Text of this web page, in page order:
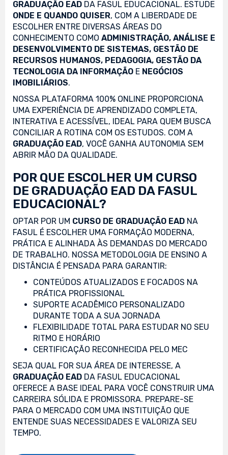
GRADUAÇÃO EAD DA FASUL EDUCACIONAL. ESTUDE
ONDE E QUANDO QUISER, COM A LIBERDADE DE
ESCOLHER ENTRE DIVERSAS ÁREAS DO
CONHECIMENTO COMO ADMINISTRAÇÃO, ANÁLISE E
DESENVOLVIMENTO DE SISTEMAS, GESTÃO DE
RECURSOS HUMANOS, PEDAGOGIA, GESTÃO DA
TECNOLOGIA DA INFORMAÇÃO E NEGÓCIOS
IMOBILIÁRIOS.
NOSSA PLATAFORMA 100% ONLINE PROPORCIONA
UMA EXPERIÊNCIA DE APRENDIZADO COMPLETA,
INTERATIVA E ACESSÍVEL, IDEAL PARA QUEM BUSCA
CONCILIAR A ROTINA COM OS ESTUDOS. COM A
GRADUAÇÃO EAD, VOCÊ GANHA AUTONOMIA SEM
ABRIR MÃO DA QUALIDADE.
POR QUE ESCOLHER UM CURSO
DE GRADUAÇÃO EAD DA FASUL
EDUCACIONAL?
OPTAR POR UM CURSO DE GRADUAÇÃO EAD NA
FASUL É ESCOLHER UMA FORMAÇÃO MODERNA,
PRÁTICA E ALINHADA ÀS DEMANDAS DO MERCADO
DE TRABALHO. NOSSA METODOLOGIA DE ENSINO A
DISTÂNCIA É PENSADA PARA GARANTIR:
CONTEÚDOS ATUALIZADOS E FOCADOS NA
PRÁTICA PROFISSIONAL
SUPORTE ACADÊMICO PERSONALIZADO
DURANTE TODA A SUA JORNADA
FLEXIBILIDADE TOTAL PARA ESTUDAR NO SEU
RITMO E HORÁRIO
CERTIFICAÇÃO RECONHECIDA PELO MEC
SEJA QUAL FOR SUA ÁREA DE INTERESSE, A
GRADUAÇÃO EAD DA FASUL EDUCACIONAL
OFERECE A BASE IDEAL PARA VOCÊ CONSTRUIR UMA
CARREIRA SÓLIDA E PROMISSORA. PREPARE-SE
PARA O MERCADO COM UMA INSTITUIÇÃO QUE
ENTENDE SUAS NECESSIDADES E VALORIZA SEU
TEMPO.